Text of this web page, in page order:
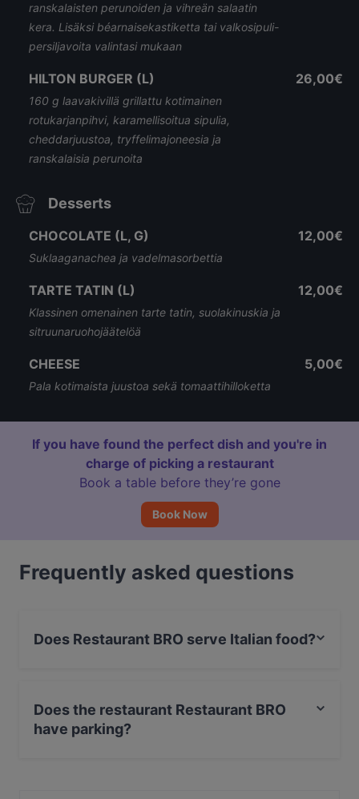
ranskalaisten perunoiden ja vihreän salaatin
kera. Lisäksi béarnaisekastiketta tai valkosipuli-
persiljavoita valintasi mukaan
HILTON BURGER (L)
160 g laavakivillä grillattu kotimainen
rotukarjanpihvi, karamellisoitua sipulia,
cheddarjuustoa, tryffelimajoneesia ja
ranskalaisia perunoita
26,00€
Desserts
CHOCOLATE (L, G)
Suklaaganachea ja vadelmasorbettia
12,00€
TARTE TATIN (L)
Klassinen omenainen tarte tatin, suolakinuskia ja
sitruunaruohojäätelöä
12,00€
CHEESE
Pala kotimaista juustoa sekä tomaattihilloketta
5,00€
If you have found the perfect dish and you're in
charge of picking a restaurant
Book a table before they’re gone
Book Now
Frequently asked questions
Does Restaurant BRO serve Italian food?
Does the restaurant Restaurant BRO
have parking?